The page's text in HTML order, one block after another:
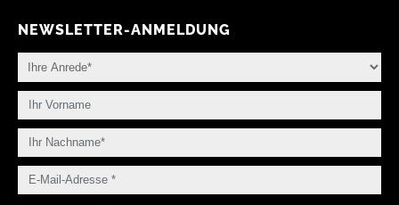
NEWSLETTER-ANMELDUNG